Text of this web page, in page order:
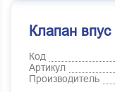
Клапан
Код
Артикул
Производитель